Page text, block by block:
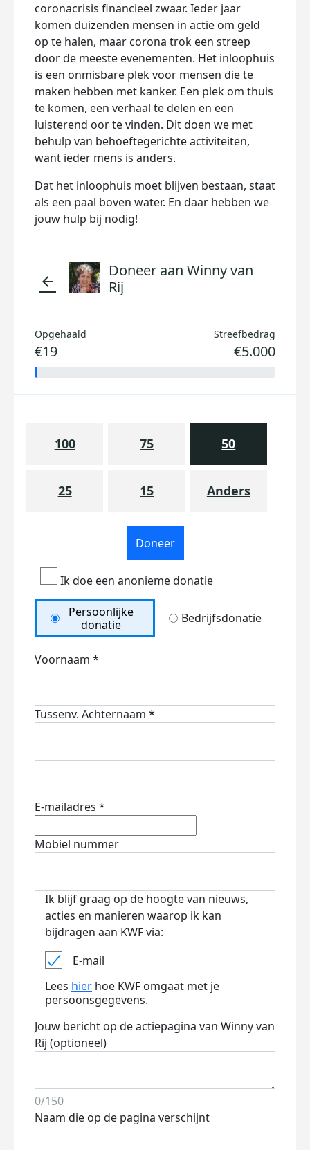
coronacrisis financieel zwaar. Ieder jaar
komen duizenden mensen in actie om geld
op te halen, maar corona trok een streep
door de meeste evenementen. Het inloophuis
is een onmisbare plek voor mensen die te
maken hebben met kanker. Een plek om thuis
te komen, een verhaal te delen en een
luisterend oor te vinden. Dit doen we met
behulp van behoeftegerichte activiteiten,
want ieder mens is anders.
Dat het inloophuis moet blijven bestaan, staat
als een paal boven water. En daar hebben we
jouw hulp bij nodig!
arrow_back
Doneer aan Winny van
Rij
Opgehaald
€19
Streefbedrag
€5.000
100 75 50
25 15 Anders
Doneer
Ik doe een anonieme donatie
Persoonlijke
donatie
Bedrijfsdonatie
Voornaam *
Tussenv. Achternaam *
E-mailadres *
Mobiel nummer
Ik blijf graag op de hoogte van nieuws,
acties en manieren waarop ik kan
bijdragen aan KWF via:
E-mail
Lees hier hoe KWF omgaat met je
persoonsgegevens.
Jouw bericht op de actiepagina van Winny van
Rij (optioneel)
0/150
Naam die op de pagina verschijnt